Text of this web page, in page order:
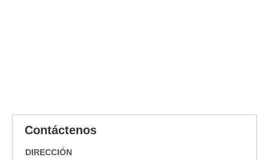
Contáctenos
DIRECCIÓN